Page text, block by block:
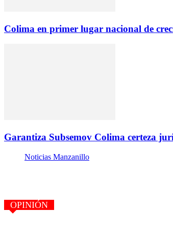
Colima en primer lugar nacional de
Garantiza Subsemov Colima certeza
Noticias Manzanillo
OPINIÓN